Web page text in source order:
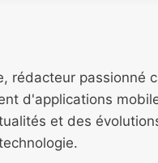
rédacteur passionné
d'applications
et des